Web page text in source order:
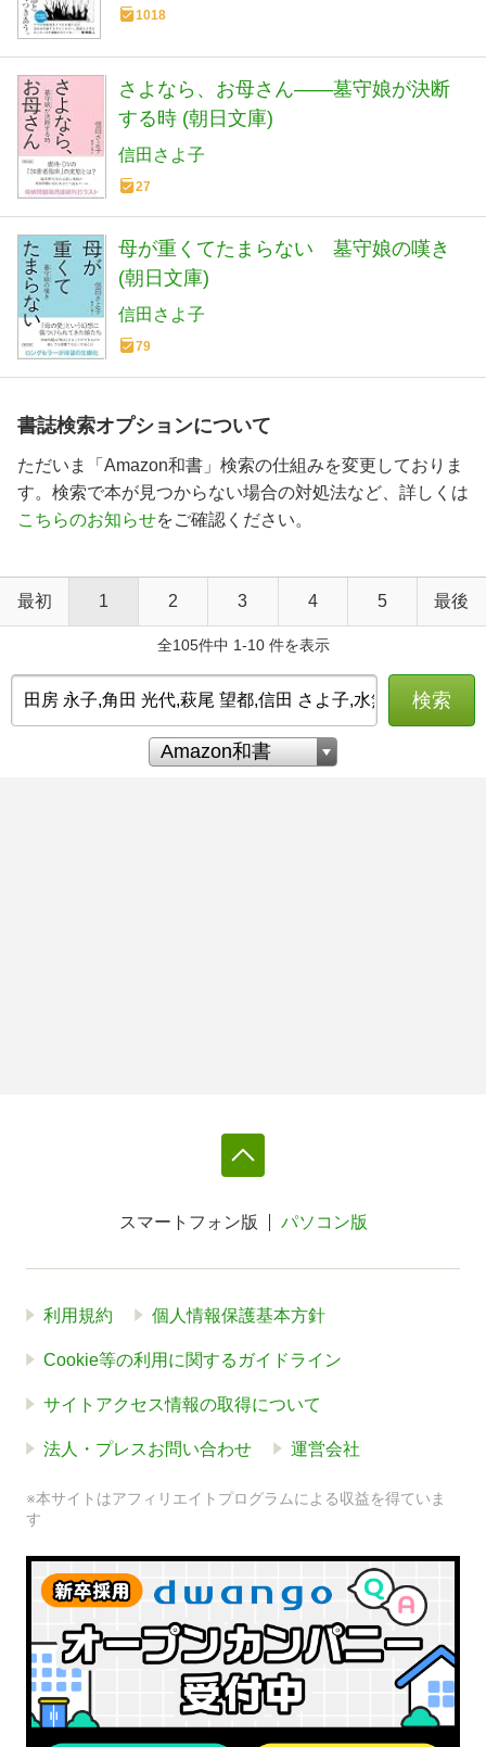
1018
さよなら、お母さん――墓守娘が決断
する時 (朝日文庫)
信田さよ子
27
母が重くてたまらない 墓守娘の嘆き
(朝日文庫)
信田さよ子
79
書誌検索オプションについて
ただいま「Amazon和書」検索の仕組みを変更しておりま
す。検索で本が見つからない場合の対処法など、詳しくは
こちらのお知らせをご確認ください。
最初 1 2 3 4 5 最後
全105件中 1-10 件を表示
検索
スマートフォン版 パソコン版
利用規約 個人情報保護基本方針
Cookie等の利用に関するガイドライン
サイトアクセス情報の取得について
法人・プレスお問い合わせ 運営会社
※本サイトはアフィリエイトプログラムによる収益を得ていま
す